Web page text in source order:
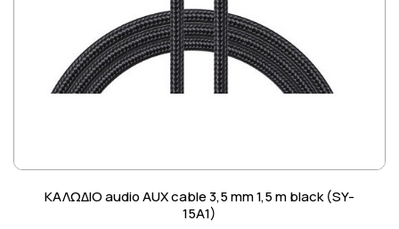
ΚΑΛΩΔΙΟ audio AUX cable 3,5 mm 1,5 m black (SY-
15A1)